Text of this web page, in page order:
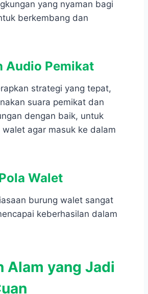
yang nyaman bagi
berkembang dan
Audio Pemikat
strategi yang tepat,
suara pemikat dan
dengan baik, untuk
agar masuk ke dalam
Walet
burung walet sangat
keberhasilan dalam
Alam yang Jadi